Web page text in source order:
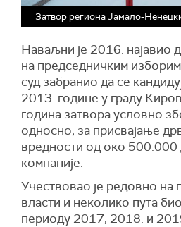
Затвор региона Јамало-
Наваљни је 2016. најавио
на председничким
суд забранио да се
2013. године у граду
година затвора условно
односно, за присвајање
вредности од око 500.000
компаније.
Учествовао је редовно на
власти и неколико пута
периоду 2017, 2018. и